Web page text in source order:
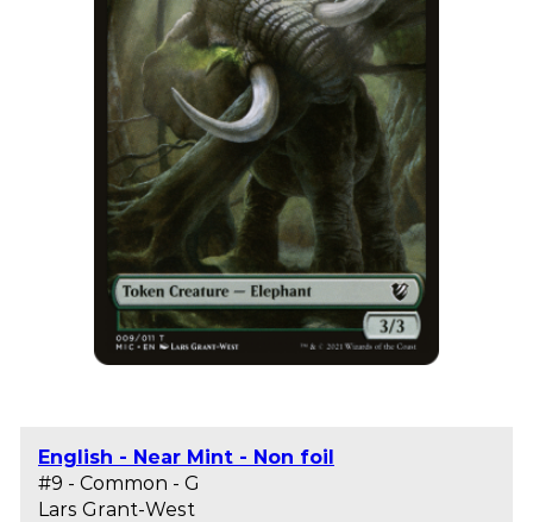
English - Near Mint - Non foil
#9 - Common - G
Lars Grant-West